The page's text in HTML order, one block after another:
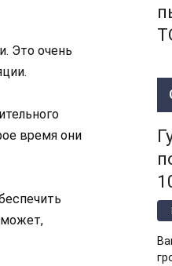
Это очень
время они
может,